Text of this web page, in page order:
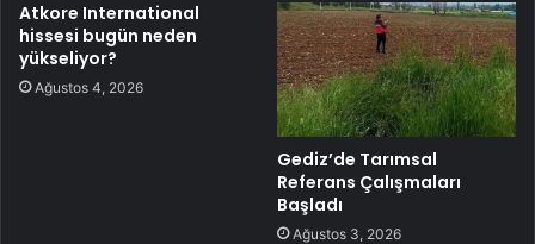
Atkore International
hissesi bugün neden
yükseliyor?
Ağustos 4, 2026
Gediz’de Tarımsal
Referans Çalışmaları
Başladı
Ağustos 3, 2026